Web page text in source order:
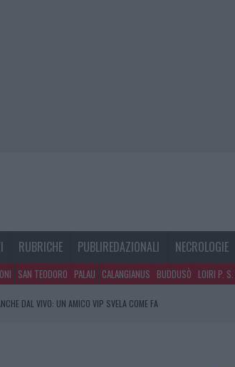
RUBRICHE PUBLIREDAZIONALI NECROLOGIE
SAN TEODORO PALAU CALANGIANUS BUDDUSÒ LOIRI P.
DAL VIVO: UN AMICO VIP SVELA COME FA